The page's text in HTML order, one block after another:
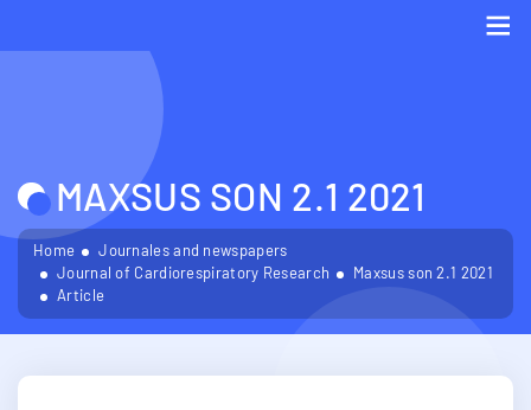
MAXSUS SON 2.1 2021
Home
Journales and newspapers
Journal of Cardiorespiratory Research
Maxsus son 2.1 2021
Article